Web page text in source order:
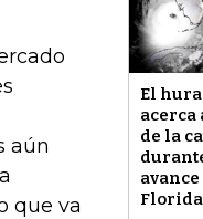
El
acerca
de la
Florida
aún
que va